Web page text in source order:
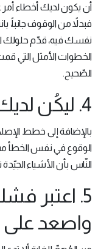
أن يكون لديك أخطاء أمر
فبدلاً من الوقوف
نفسك فيه، قدّم حلولك
الخطوات الأمثل التي
الصّحيح.
4. ليكُن لديك خطّة لمنع الفشل
بالإضافة إلى خطط
الوقوع في نفس الخطأ
النّاس بأن الأشياء
5. اعتبر
واصعد